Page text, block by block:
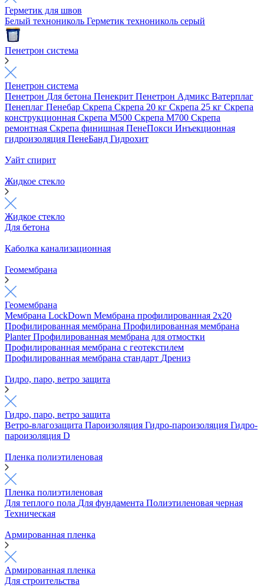
Герметик для швов
Белый технониколь Герметик технониколь серый
Пенетрон система
Пенетрон система
Пенетрон Для бетона Пенекрит Пенетрон Адмикс Ватерплаг
Пенеплаг Пенебар Скрепа Скрепа 20 кг Скрепа 25 кг Скрепа
конструкционная Скрепа М500 Скрепа М700 Скрепа
ремонтная Скрепа финишная ПенеПокси Инъекционная
гидроизоляция ПенеБанд Гидрохит
Уайт спирит
Жидкое стекло
Жидкое стекло
Для бетона
Каболка канализационная
Геомембрана
Геомембрана
Мембрана LockDown Мембрана профилированная 2х20
Профилированная мембрана Профилированная мембрана
PlanterПрофилированная мембрана для отмостки
Профилированная мембрана с геотекстилем
Профилированная мембрана стандарт Дрениз
Гидро, паро, ветро защита
Гидро, паро, ветро защита
Ветро-влагозащита Пароизоляция Гидро-пароизоляция Гидро-
пароизоляция D
Пленка полиэтиленовая
Пленка полиэтиленовая
Для теплого пола Для фундамента Полиэтиленовая черная
Техническая
Армированная пленка
Армированная пленка
Для строительства